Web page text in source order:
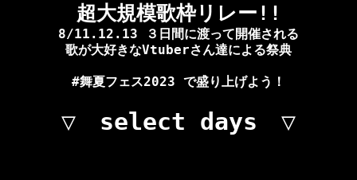
超大規模歌枠リレー!!
8/11.12.13 ３日間に渡って開催される
歌が大好きなVtuberさん達による祭典
#舞夏フェス2023 で盛り上げよう！
▽　select days　▽